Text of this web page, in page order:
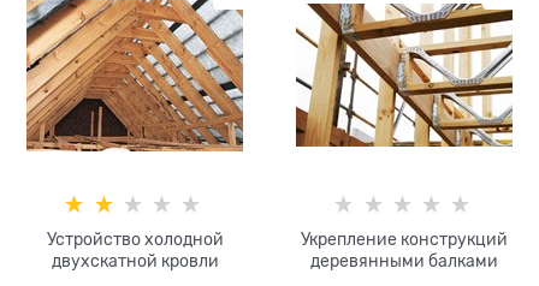
Устройство холодной
двухскатной кровли
Укрепление конструкций
деревянными балками